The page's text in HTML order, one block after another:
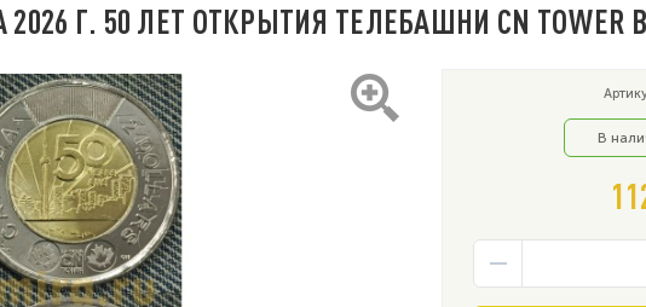
Г. 50 ЛЕТ ОТКРЫТИЯ ТЕЛЕБАШНИ CN TOWER
В